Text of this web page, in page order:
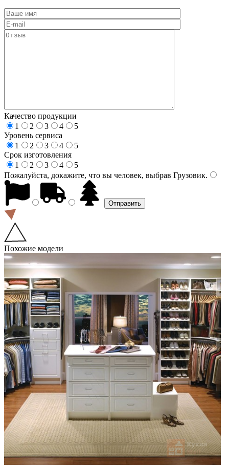
Качество продукции
1
2 3 4
5
Уровень сервиса
1
2 3 4
5
Срок изготовления
1
2 3 4
5
Пожалуйста, докажите, что вы человек, выбрав Грузовик.
Похожие модели